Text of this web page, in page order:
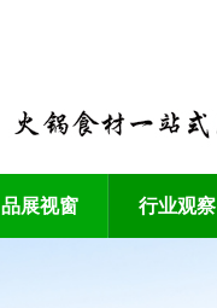
品展视窗 行业观察